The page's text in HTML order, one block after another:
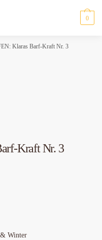
0
Klaras Barf-Kraft Nr. 3
Kraft Nr. 3
Winter